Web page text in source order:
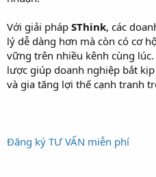
Với giải pháp SThink, các
lý dễ dàng hơn mà còn có cơ
vững trên nhiều kênh cùng
lược giúp doanh nghiệp bắt
và gia tăng lợi thế cạnh tranh
Đăng ký TƯ VẤN miễn phí